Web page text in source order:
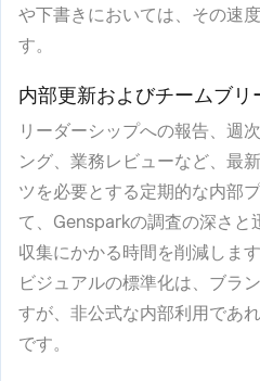
や下書きにおいては、その速
す。
内部更新およびチームブリ
リーダーシップへの報告、週
ング、業務レビューなど、最
ツを必要とする定期的な内部
て、Gensparkの調査の深さと
収集にかかる時間を削減しま
ビジュアルの標準化は、ブラ
すが、非公式な内部利用であ
です。